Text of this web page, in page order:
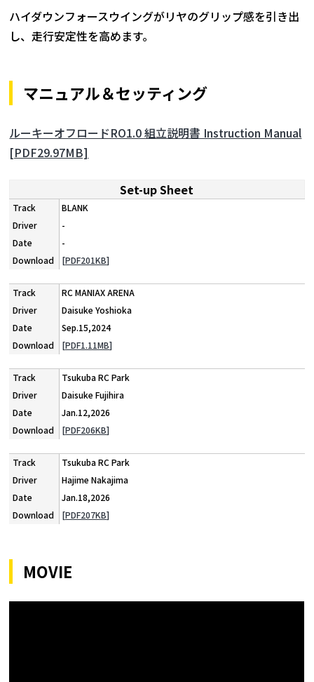
ハイダウンフォースウイングがリヤのグリップ感を引き出
し、走行安定性を高めます。
マニュアル＆セッティング
ルーキーオフロードRO1.0 組立説明書 Instruction Manual
[PDF29.97MB]
Set-up Sheet
BLANK
-
-
[PDF201KB]
RC MANIAX ARENA
Daisuke Yoshioka
Sep.15,2024
[PDF1.11MB]
Tsukuba RC Park
Daisuke Fujihira
Jan.12,2026
[PDF206KB]
Tsukuba RC Park
Hajime Nakajima
Jan.18,2026
[PDF207KB]
MOVIE